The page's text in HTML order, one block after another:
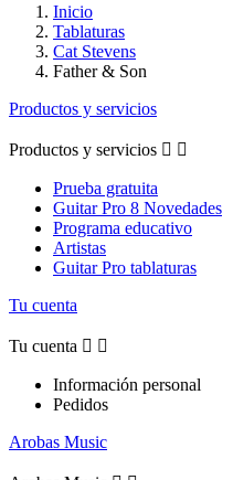
Inicio
Tablaturas
Cat Stevens
Father & Son
Productos y servicios
Productos y servicios  
Prueba gratuita
Guitar Pro 8 Novedades
Programa educativo
Artistas
Guitar Pro tablaturas
Tu cuenta
Tu cuenta  
Información personal
Pedidos
Arobas Music